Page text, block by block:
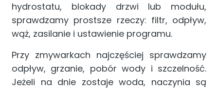
hydrostatu, blokady drzwi lub modułu,
sprawdzamy prostsze rzeczy: filtr, odpływ,
wąż, zasilanie i ustawienie programu.
Przy zmywarkach najczęściej sprawdzamy
odpływ, grzanie, pobór wody i szczelność.
Jeżeli na dnie zostaje woda, naczynia są